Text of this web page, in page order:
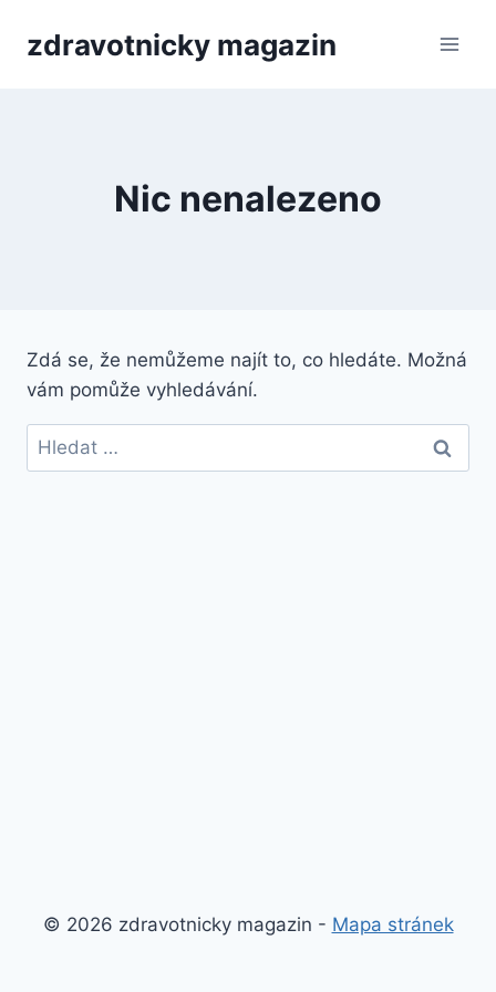
zdravotnicky magazin
Nic nenalezeno
Zdá se, že nemůžeme najít to, co hledáte. Možná
vám pomůže vyhledávání.
Vyhledávání
© 2026 zdravotnicky magazin - Mapa stránek